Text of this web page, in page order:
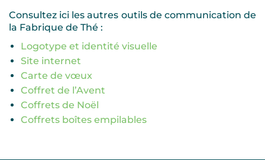
Consultez ici les autres outils de communication de
la Fabrique de Thé :
Logotype et identité visuelle
Site internet
Carte de vœux
Coffret de l’Avent
Coffrets de Noël
Coffrets boîtes empilables